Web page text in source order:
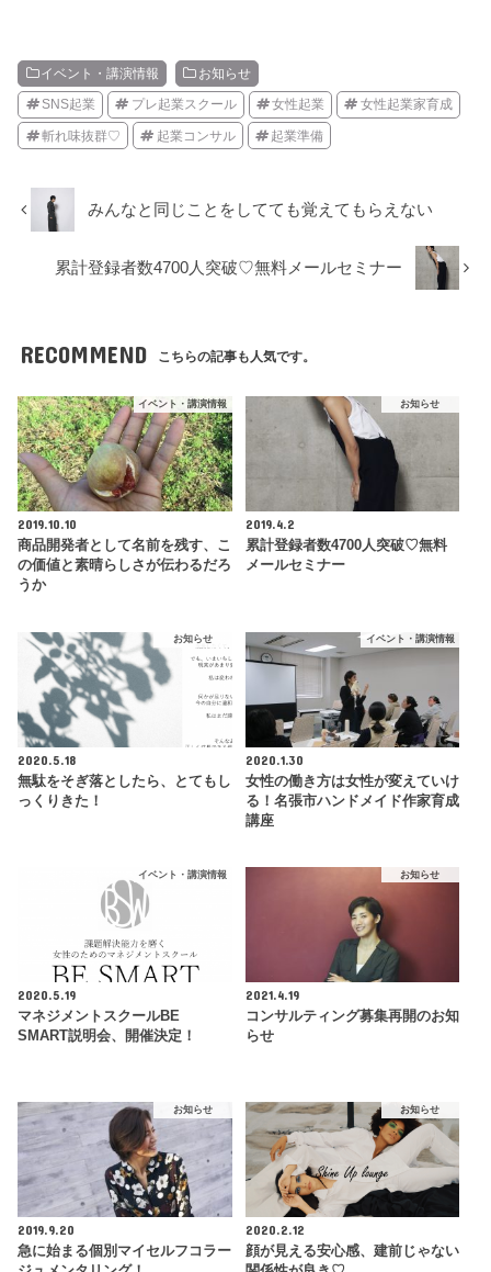
イベント・講演情報 お知らせ
SNS起業 プレ起業スクール 女性起業 女性起業家育成
斬れ味抜群♡ 起業コンサル 起業準備
みんなと同じことをしてても覚えてもらえない
累計登録者数4700人突破♡無料メールセミナー
RECOMMEND こちらの記事も人気です。
イベント・講演情報
2019.10.10
商品開発者として名前を残す、こ
の価値と素晴らしさが伝わるだろ
うか
お知らせ
2019.4.2
累計登録者数4700人突破♡無料
メールセミナー
お知らせ
2020.5.18
無駄をそぎ落としたら、とてもし
っくりきた！
イベント・講演情報
2020.1.30
女性の働き方は女性が変えていけ
る！名張市ハンドメイド作家育成
講座
イベント・講演情報
2020.5.19
マネジメントスクールBE
SMART説明会、開催決定！
お知らせ
2021.4.19
コンサルティング募集再開のお知
らせ
お知らせ
2019.9.20
急に始まる個別マイセルフコラー
お知らせ
2020.2.12
顔が見える安心感、建前じゃない